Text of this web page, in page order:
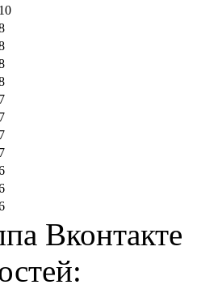
10
7
7
7
7
Вконтакте